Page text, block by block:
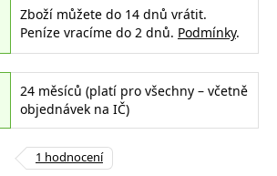
Zboží můžete do 14 dnů vrátit.
Peníze vracíme do 2 dnů. Podmínky.
24 měsíců (platí pro všechny – včetně
objednávek na IČ)
1 hodnocení